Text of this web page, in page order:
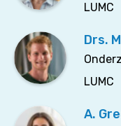
LUMC
Drs.
LUMC
A.